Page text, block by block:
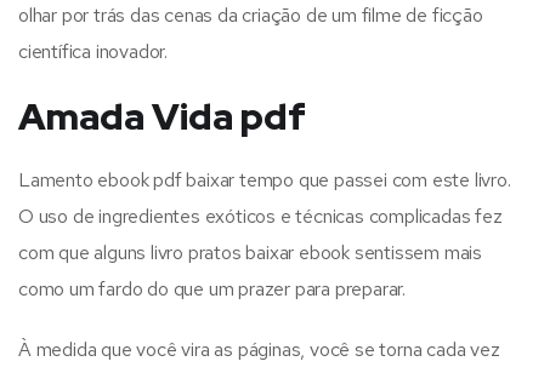
olhar por trás das cenas da criação de um filme de ficção
científica inovador.
Amada Vida pdf
Lamento ebook pdf baixar tempo que passei com este livro.
O uso de ingredientes exóticos e técnicas complicadas fez
com que alguns livro pratos baixar ebook sentissem mais
como um fardo do que um prazer para preparar.
À medida que você vira as páginas, você se torna cada vez